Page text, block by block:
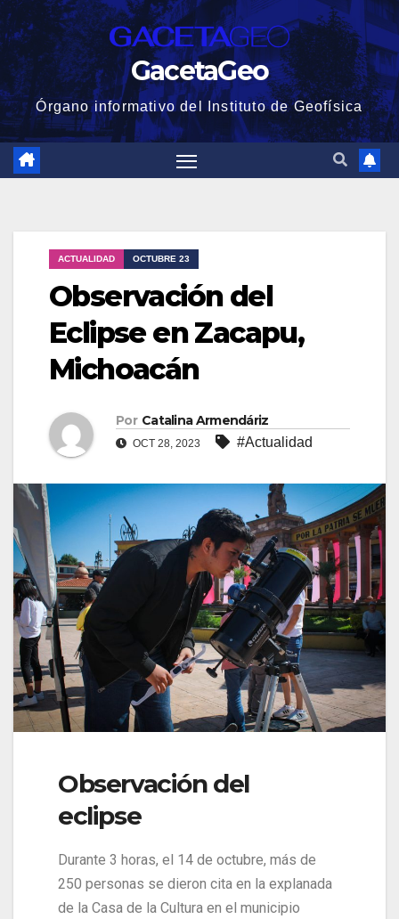
GacetaGeo
Órgano informativo del Instituto de Geofísica
ACTUALIDAD OCTUBRE 23
Observación del
Eclipse en Zacapu,
Michoacán
Por Catalina Armendáriz
OCT 28, 2023 #Actualidad
Observación del
eclipse
Durante 3 horas, el 14 de octubre, más de
250 personas se dieron cita en la explanada
de la Casa de la Cultura en el municipio